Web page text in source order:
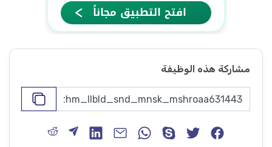
مشاركة هذه الوظيفة